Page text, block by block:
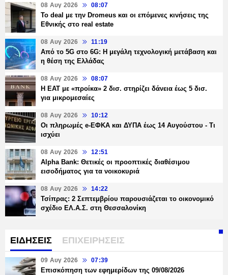
08 Αυγ 2026 08:07
Το deal με την Dromeus και οι επόμενες κινήσεις της
Εθνικής στο real estate
08 Αυγ 2026 11:19
Από το 5G στο 6G: Η μεγάλη τεχνολογική μετάβαση και
η θέση της Ελλάδας
08 Αυγ 2026 08:07
Η ΕΑΤ με «προίκα» 2 δισ. στηρίζει δάνεια έως 5 δισ.
για μικρομεσαίες
08 Αυγ 2026 10:12
Οι πληρωμές e-ΕΦΚΑ και ΔΥΠΑ έως 14 Αυγούστου - Τι
ισχύει
08 Αυγ 2026 12:51
Alpha Bank: Θετικές οι προοπτικές διαθέσιμου
εισοδήματος για τα νοικοκυριά
08 Αυγ 2026 14:22
Τσίπρας: 2 Σεπτεμβρίου παρουσιάζεται το οικονομικό
σχέδιο ΕΛ.Α.Σ. στη Θεσσαλονίκη
ΕΙΔΗΣΕΙΣ ΕΠΙΧΕΙΡΗΣΕΙΣ
09 Αυγ 2026 07:39
Επισκόπηση των εφημερίδων της 09/08/2026